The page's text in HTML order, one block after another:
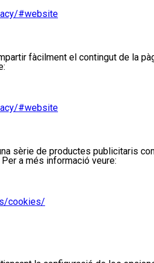
#website
fàcilment el contingut de la
#website
sèrie de productes publicitaris
Per a més informació veure:
cookies/